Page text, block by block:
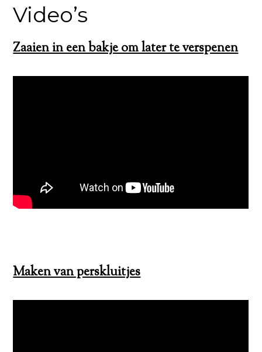
Video’s
Zaaien in een bakje om later te verspenen
Maken van perskluitjes